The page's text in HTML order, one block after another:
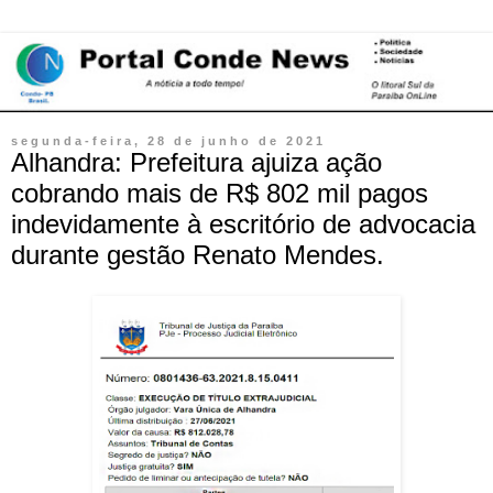
segunda-feira, 28 de junho de 2021
Alhandra: Prefeitura ajuiza ação
cobrando mais de R$ 802 mil pagos
indevidamente à escritório de advocacia
durante gestão Renato Mendes.